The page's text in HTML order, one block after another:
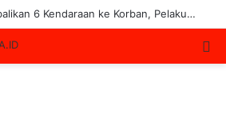
Lapas Pasir Pangaraian Bantah Isu Price Fixing, Tegaskan Semua Layanan Gratis